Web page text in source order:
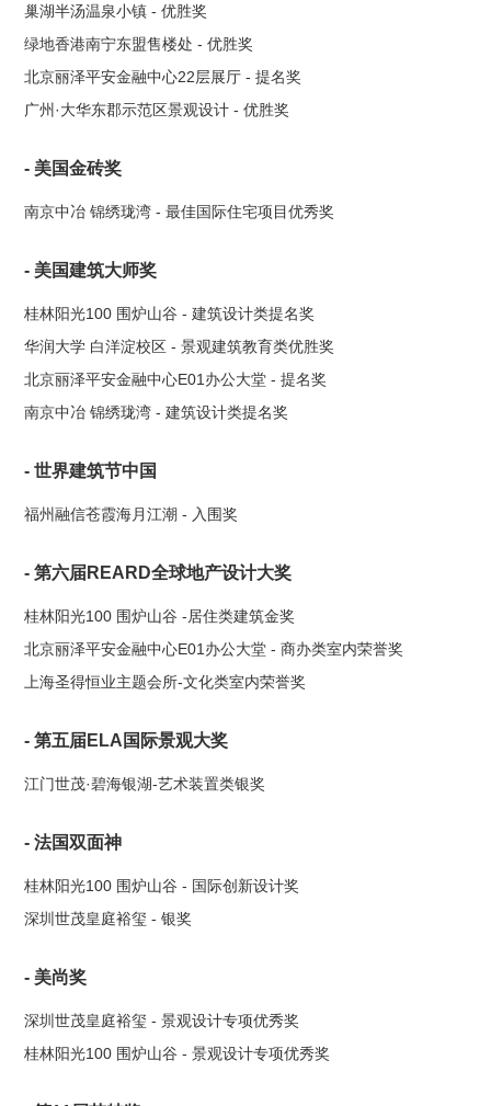
巢湖半汤温泉小镇 - 优胜奖
绿地香港南宁东盟售楼处 - 优胜奖
北京丽泽平安金融中心22层展厅 - 提名奖
广州·大华东郡示范区景观设计 - 优胜奖
- 美国金砖奖
南京中冶 锦绣珑湾 - 最佳国际住宅项目优秀奖
- 美国建筑大师奖
桂林阳光100 围炉山谷 - 建筑设计类提名奖
华润大学 白洋淀校区 - 景观建筑教育类优胜奖
北京丽泽平安金融中心E01办公大堂 - 提名奖
南京中冶 锦绣珑湾 - 建筑设计类提名奖
- 世界建筑节中国
福州融信苍霞海月江潮 - 入围奖
- 第六届REARD全球地产设计大奖
桂林阳光100 围炉山谷 -居住类建筑金奖
北京丽泽平安金融中心E01办公大堂 - 商办类室内荣誉奖
上海圣得恒业主题会所-文化类室内荣誉奖
- 第五届ELA国际景观大奖
江门世茂·碧海银湖-艺术装置类银奖
- 法国双面神
桂林阳光100 围炉山谷 - 国际创新设计奖
深圳世茂皇庭裕玺 - 银奖
- 美尚奖
深圳世茂皇庭裕玺 - 景观设计专项优秀奖
桂林阳光100 围炉山谷 - 景观设计专项优秀奖